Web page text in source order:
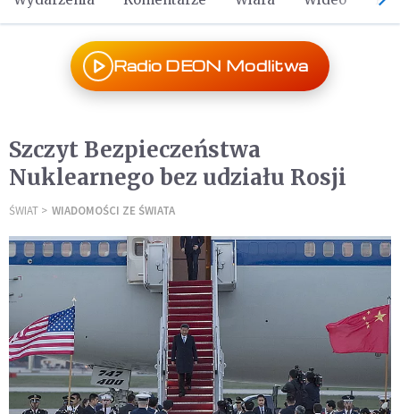
Radio DEON Modlitwa
Szczyt Bezpieczeństwa
Nuklearnego bez udziału Rosji
ŚWIAT WIADOMOŚCI ZE ŚWIATA